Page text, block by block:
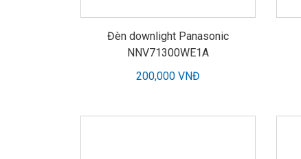
Đèn downlight Panasonic
NNV71300WE1A
200,000 VNĐ